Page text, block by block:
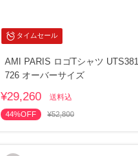
タイムセール
AMI PARIS ロゴTシャツ UTS381.
726 オーバーサイズ
¥29,260 送料込
44%OFF ¥52,800